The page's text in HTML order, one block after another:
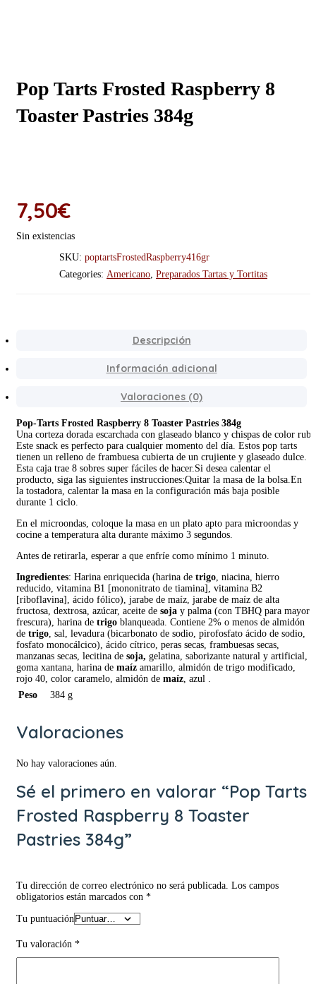
Pop Tarts Frosted Raspberry 8
Toaster Pastries 384g
7,50€
Sin existencias
SKU: poptartsFrostedRaspberry416gr
Categories: Americano Preparados Tartas y Tortitas
Descripción
Información adicional
Valoraciones (0)
Pop-Tarts Frosted Raspberry 8 Toaster Pastries 384g
Una corteza dorada escarchada con glaseado blanco y chispas de color
Este snack es perfecto para cualquier momento del día. Estos pop tarts
tienen un relleno de frambuesa cubierta de un crujiente y glaseado dulce.
Esta caja trae 8 sobres super fáciles de hacer.Si desea calentar el
producto, siga las siguientes instrucciones:Quitar la masa de la bolsa.En
la tostadora, calentar la masa en la configuración más baja posible
durante 1 ciclo.
En el microondas, coloque la masa en un plato apto para microondas y
cocine a temperatura alta durante máximo 3 segundos.
Antes de retirarla, esperar a que enfríe como mínimo 1 minuto.
Ingredientes: Harina enriquecida (harina de trigo , niacina, hierro
reducido, vitamina B1 [mononitrato de tiamina], vitamina B2
[riboflavina], ácido fólico), jarabe de maíz, jarabe de maíz de alta
fructosa, dextrosa, azúcar, aceite de soja y palma (con TBHQ para mayor
frescura), harina de trigo blanqueada. Contiene 2% o menos de almidón
de trigo , sal, levadura (bicarbonato de sodio, pirofosfato ácido de sodio,
fosfato monocálcico), ácido cítrico, peras secas, frambuesas secas,
manzanas secas, lecitina de soja, gelatina, saborizante natural y artificial,
goma xantana, harina de maíz amarillo, almidón de trigo modificado,
rojo 40, color caramelo, almidón de maíz , azul .
Peso
384 g
Valoraciones
No hay valoraciones aún.
Sé el primero en valorar “Pop Tarts
Frosted Raspberry 8 Toaster
Pastries 384g”
Tu dirección de correo electrónico no será publicada. Los campos
obligatorios están marcados con *
Tu puntuación
Tu valoración *